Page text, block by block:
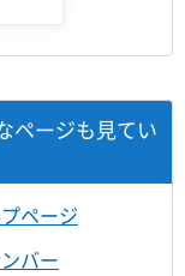
ページも見てい
ページ
バー